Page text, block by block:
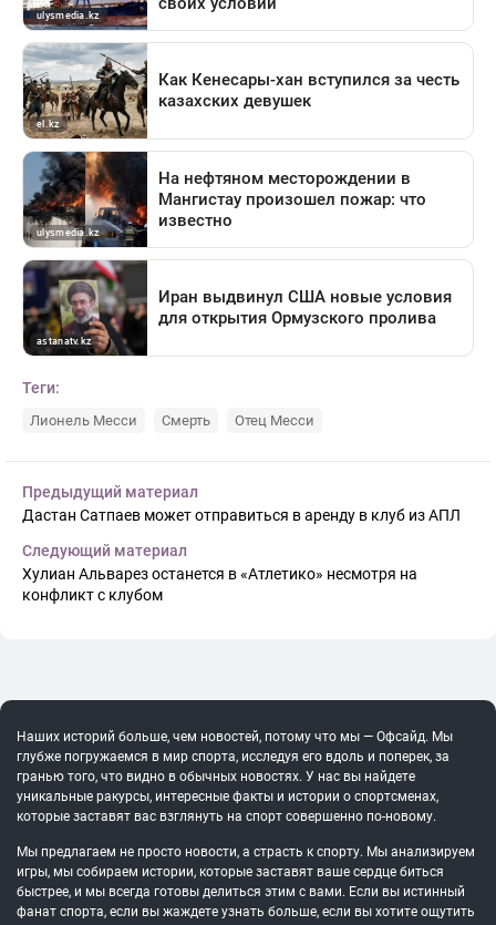
Теги:
Лионель Месси Смерть Отец Месси
Предыдущий материал
Дастан Сатпаев может отправиться в аренду в клуб из АПЛ
Следующий материал
Хулиан Альварез останется в «Атлетико» несмотря на
конфликт с клубом
Наших историй больше, чем новостей, потому что мы — Офсайд. Мы
глубже погружаемся в мир спорта, исследуя его вдоль и поперек, за
гранью того, что видно в обычных новостях. У нас вы найдете
уникальные ракурсы, интересные факты и истории о спортсменах,
которые заставят вас взглянуть на спорт совершенно по-новому.
Мы предлагаем не просто новости, а страсть к спорту. Мы анализируем
игры, мы собираем истории, которые заставят ваше сердце биться
быстрее, и мы всегда готовы делиться этим с вами. Если вы истинный
фанат спорта, если вы жаждете узнать больше, если вы хотите ощутить